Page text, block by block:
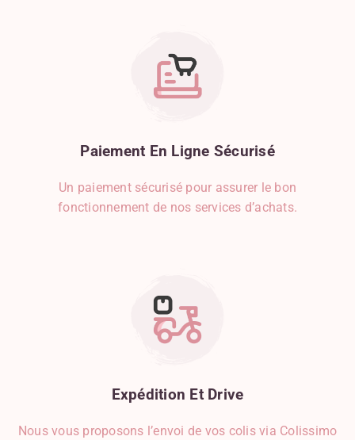
Paiement En Ligne Sécurisé
Un paiement sécurisé pour assurer le bon
fonctionnement de nos services d’achats.
Expédition Et Drive
Nous vous proposons l’envoi de vos colis via Colissimo